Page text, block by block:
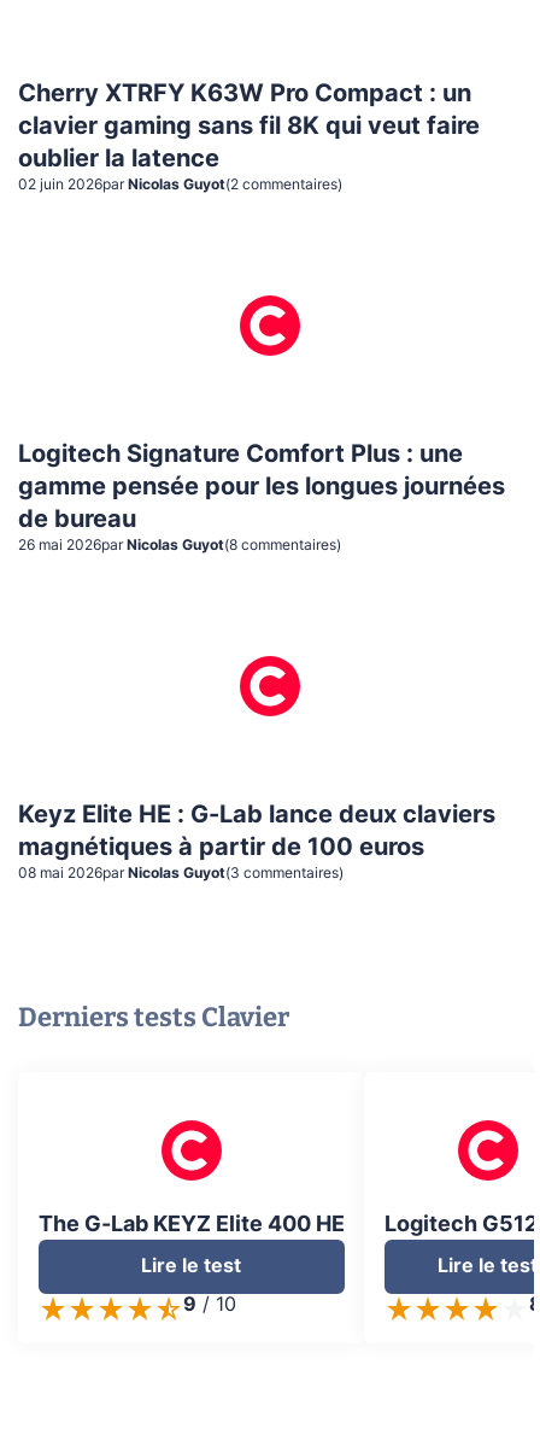
Cherry XTRFY K63W Pro Compact : un
clavier gaming sans fil 8K qui veut faire
oublier la latence
02 juin 2026par Nicolas Guyot(2 commentaires)
Logitech Signature Comfort Plus : une
gamme pensée pour les longues journées
de bureau
26 mai 2026par Nicolas Guyot(8 commentaires)
Keyz Elite HE : G-Lab lance deux claviers
magnétiques à partir de 100 euros
08 mai 2026par Nicolas Guyot(3 commentaires)
Derniers tests Clavier
The G-Lab KEYZ Elite 400 HE
Lire le test
9 / 10
Logitech
Lire le test